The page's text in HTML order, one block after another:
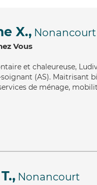
X., Nonancourt
Vous
et chaleureuse,
(AS). Maitrisant
de ménage,
Nonancourt